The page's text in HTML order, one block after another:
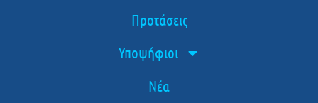
Προτάσεις
Υποψήφιοι
Νέα